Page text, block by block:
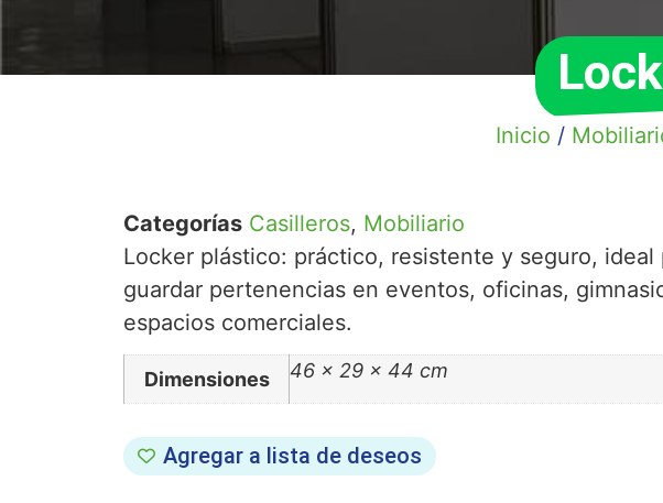
Inicio /
Categorías Casilleros, Mobiliario
Locker plástico: práctico, resistente y seguro, ideal
guardar pertenencias en eventos, oficinas,
espacios comerciales.
Dimensiones 46 × 29 × 44 cm
Agregar a lista de deseos